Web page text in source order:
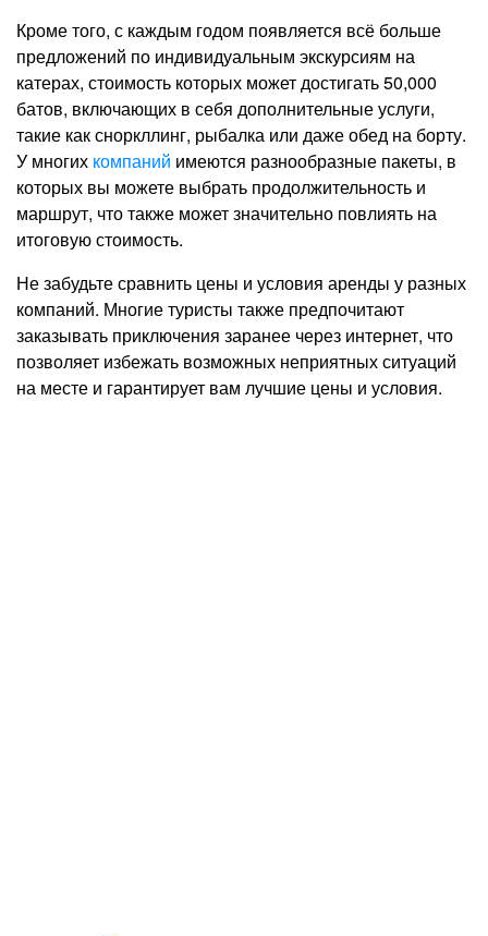
Кроме того, с каждым годом появляется всё больше
предложений по индивидуальным экскурсиям на
катерах, стоимость которых может достигать 50,000
батов, включающих в себя дополнительные услуги,
такие как сноркллинг, рыбалка или даже обед на борту.
У многих компаний имеются разнообразные пакеты, в
которых вы можете выбрать продолжительность и
маршрут, что также может значительно повлиять на
итоговую стоимость.
Не забудьте сравнить цены и условия аренды у разных
компаний. Многие туристы также предпочитают
заказывать приключения заранее через интернет, что
позволяет избежать возможных неприятных ситуаций
на месте и гарантирует вам лучшие цены и условия.